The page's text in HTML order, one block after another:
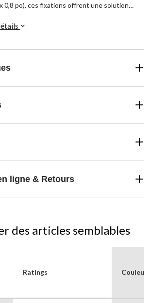
0,8 po), ces fixations offrent une solution
ligne & Retours
des articles semblables
Ratings Couleur